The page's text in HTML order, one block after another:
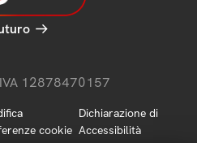
12878470157
cookie
Dichiarazione di
Accessibilità